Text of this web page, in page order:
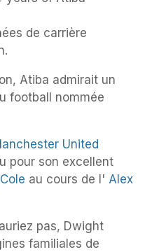
de carrière
Atiba admirait un
football nommée
United
pour son excellent
au cours de l' Alex
pas, Dwight
familiales de